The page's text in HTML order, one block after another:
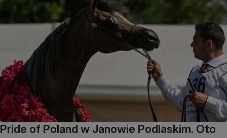
Pride of Poland w Janowie Podlaskim. Oto